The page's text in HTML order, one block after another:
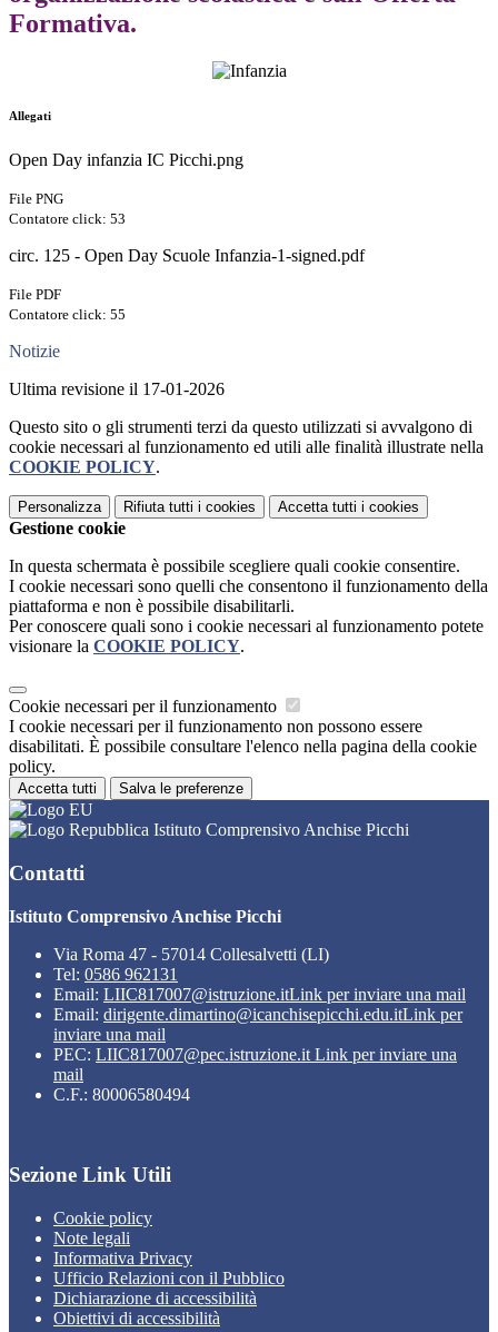
Formativa.
Allegati
Open Day infanzia IC Picchi.png
File PNG
Contatore click: 53
circ. 125 - Open Day Scuole Infanzia-1-signed.pdf
File PDF
Contatore click: 55
Notizie
Ultima revisione il 17-01-2026
Questo sito o gli strumenti terzi da questo utilizzati si avvalgono di
cookie necessari al funzionamento ed utili alle finalità illustrate nella
COOKIE POLICY.
Personalizza Rifiuta tutti i cookies Accetta tutti i cookies
Gestione cookie
In questa schermata è possibile scegliere quali cookie consentire.
I cookie necessari sono quelli che consentono il funzionamento della
piattaforma e non è possibile disabilitarli.
Per conoscere quali sono i cookie necessari al funzionamento potete
visionare la COOKIE POLICY.
Cookie necessari per il funzionamento
I cookie necessari per il funzionamento non possono essere
disabilitati. È possibile consultare l'elenco nella pagina della cookie
policy.
Accetta tutti Salva le preferenze
Istituto Comprensivo Anchise Picchi
Contatti
Istituto Comprensivo Anchise Picchi
Via Roma 47 - 57014 Collesalvetti (LI)
Tel: 0586 962131
Email: LIIC817007@istruzione.itLink per inviare una mail
Email: dirigente.dimartino@icanchisepicchi.edu.itLink per
inviare una mail
PEC: LIIC817007@pec.istruzione.it Link per inviare una
mail
C.F.: 80006580494
Sezione Link Utili
Cookie policy
Note legali
Informativa Privacy
Ufficio Relazioni con il Pubblico
Dichiarazione di accessibilità
Obiettivi di accessibilità